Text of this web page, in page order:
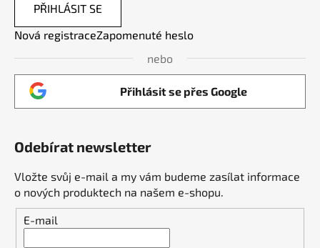
PŘIHLÁSIT SE
Nová registraceZapomenuté heslo
nebo
Přihlásit se přes Google
Odebírat newsletter
Vložte svůj e-mail a my vám budeme zasílat informace
o nových produktech na našem e-shopu.
E-mail